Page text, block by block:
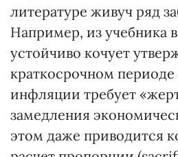
литературе живуч ряд
Например, из учебника
устойчиво кочует
краткосрочном
инфляции требует
замедления
этом даже приводится